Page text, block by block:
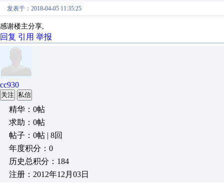
发表于：2018-04-05 11:35:25
感谢楼主分享,
回复 引用 举报
cc930
关注 私信
精华：0帖
求助：0帖
帖子：0帖 | 8回
年度积分：0
历史总积分：184
注册：2012年12月03日